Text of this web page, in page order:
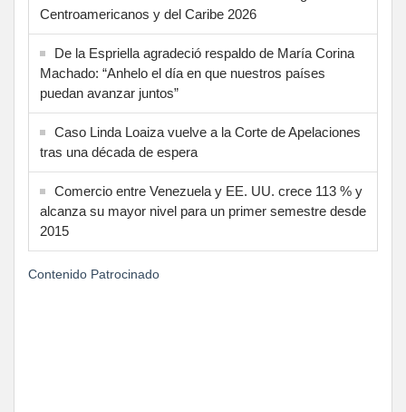
Centroamericanos y del Caribe 2026
De la Espriella agradeció respaldo de María Corina
Machado: “Anhelo el día en que nuestros países
puedan avanzar juntos”
Caso Linda Loaiza vuelve a la Corte de Apelaciones
tras una década de espera
Comercio entre Venezuela y EE. UU. crece 113 % y
alcanza su mayor nivel para un primer semestre desde
2015
Contenido Patrocinado